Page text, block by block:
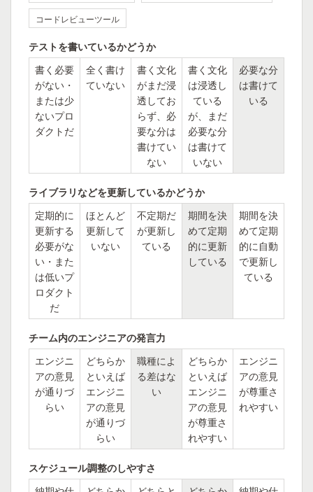
コードレビューツール
テストを書いているかどうか
書く必要
がない・
または少
ないプロ
ダクトだ
全く書け
ていない
書く文化
がまだ浸
透してお
らず、必
要な分は
書けてい
ない
書く文化
は浸透し
ている
が、まだ
必要な分
は書けて
いない
必要な分
は書けて
いる
ライブラリなどを更新しているかどうか
定期的に
更新する
必要がな
い・また
は低いプ
ロダクト
だ
ほとんど
更新して
いない
不定期だ
が更新し
ている
期間を決
めて定期
的に更新
している
期間を決
めて定期
的に自動
で更新し
ている
チーム内のエンジニアの発言力
エンジニ
アの意見
が通りづ
らい
どちらか
といえば
エンジニ
アの意見
が通りづ
らい
職種によ
る差はな
い
どちらか
といえば
エンジニ
アの意見
が尊重さ
れやすい
エンジニ
アの意見
が尊重さ
れやすい
スケジュール調整のしやすさ